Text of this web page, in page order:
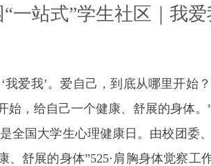
“一站式”学生社区｜我
‘我爱我’。爱自己，到底从哪里开
始，给自己一个健康、舒展的身体。
是全国大学生心理健康日。 由校团委
、舒展的身体”525·肩胸身体觉察